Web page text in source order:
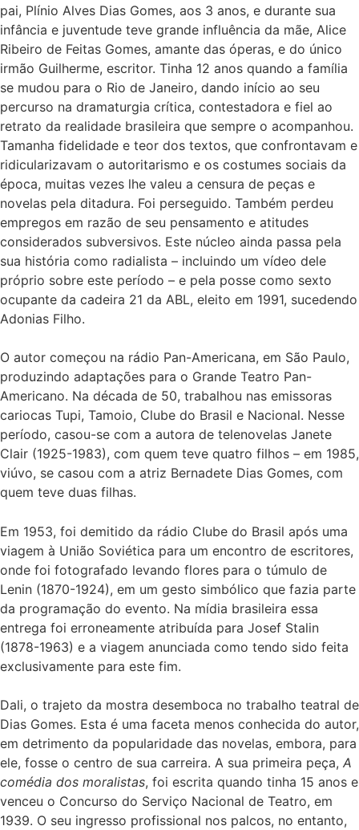
pai, Plínio Alves Dias Gomes, aos 3 anos, e durante sua
infância e juventude teve grande influência da mãe, Alice
Ribeiro de Feitas Gomes, amante das óperas, e do único
irmão Guilherme, escritor. Tinha 12 anos quando a família
se mudou para o Rio de Janeiro, dando início ao seu
percurso na dramaturgia crítica, contestadora e fiel ao
retrato da realidade brasileira que sempre o acompanhou.
Tamanha fidelidade e teor dos textos, que confrontavam e
ridicularizavam o autoritarismo e os costumes sociais da
época, muitas vezes lhe valeu a censura de peças e
novelas pela ditadura. Foi perseguido. Também perdeu
empregos em razão de seu pensamento e atitudes
considerados subversivos. Este núcleo ainda passa pela
sua história como radialista – incluindo um vídeo dele
próprio sobre este período – e pela posse como sexto
ocupante da cadeira 21 da ABL, eleito em 1991, sucedendo
Adonias Filho.
O autor começou na rádio Pan-Americana, em São Paulo,
produzindo adaptações para o Grande Teatro Pan-
Americano. Na década de 50, trabalhou nas emissoras
cariocas Tupi, Tamoio, Clube do Brasil e Nacional. Nesse
período, casou-se com a autora de telenovelas Janete
Clair (1925-1983), com quem teve quatro filhos – em 1985,
viúvo, se casou com a atriz Bernadete Dias Gomes, com
quem teve duas filhas.
Em 1953, foi demitido da rádio Clube do Brasil após uma
viagem à União Soviética para um encontro de escritores,
onde foi fotografado levando flores para o túmulo de
Lenin (1870-1924), em um gesto simbólico que fazia parte
da programação do evento. Na mídia brasileira essa
entrega foi erroneamente atribuída para Josef Stalin
(1878-1963) e a viagem anunciada como tendo sido feita
exclusivamente para este fim.
Dali, o trajeto da mostra desemboca no trabalho teatral de
Dias Gomes. Esta é uma faceta menos conhecida do autor,
em detrimento da popularidade das novelas, embora, para
ele, fosse o centro de sua carreira. A sua primeira peça, A
comédia dos moralistas, foi escrita quando tinha 15 anos e
venceu o Concurso do Serviço Nacional de Teatro, em
1939. O seu ingresso profissional nos palcos, no entanto,